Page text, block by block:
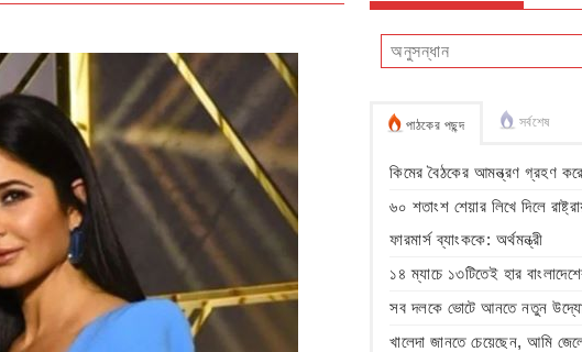
পাঠকের পছন্দ সর্বশেষ
কিমের বৈঠকের আমন্ত্রণ গ্রহণ
৬০ শতাংশ শেয়ার লিখে দিলে
ফারমার্স ব্যাংককে: অর্থমন্ত্রী
১৪ ম্যাচে ১৩টিতেই হার
সব দলকে ভোটে আনতে নতুন
খালেদা জানতে চেয়েছেন, আমি